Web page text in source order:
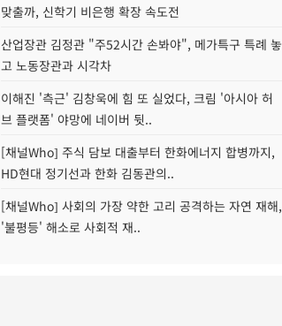
맞출까, 신학기 비은행 확장 속도전
산업장관 김정관 "주52시간 손봐야", 메가특구 특례 놓
고 노동장관과 시각차
이해진 '측근' 김창욱에 힘 또 실었다, 크림 '아시아 허
브 플랫폼' 야망에 네이버 뒷..
[채널Who] 주식 담보 대출부터 한화에너지 합병까지,
HD현대 정기선과 한화 김동관의..
[채널Who] 사회의 가장 약한 고리 공격하는 자연 재해,
'불평등' 해소로 사회적 재..